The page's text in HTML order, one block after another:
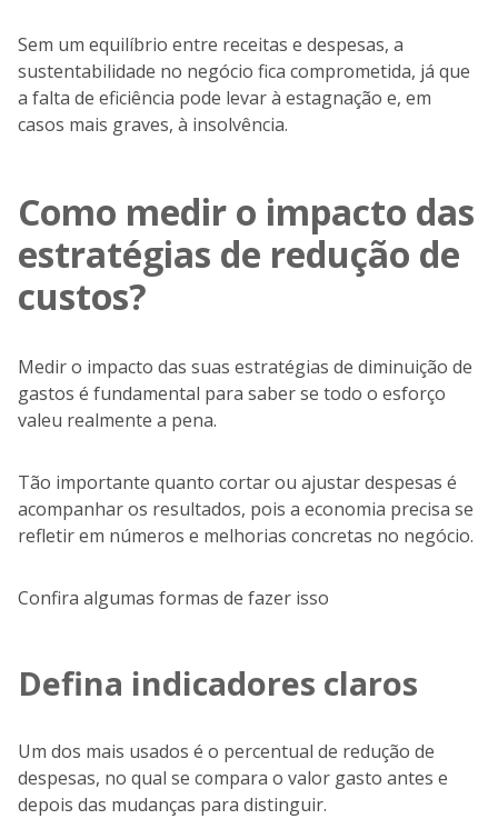
Sem um equilíbrio entre receitas e despesas, a
sustentabilidade no negócio fica comprometida, já que
a falta de eficiência pode levar à estagnação e, em
casos mais graves, à insolvência.
Como medir o impacto das
estratégias de redução de
custos?
Medir o impacto das suas estratégias de diminuição de
gastos é fundamental para saber se todo o esforço
valeu realmente a pena.
Tão importante quanto cortar ou ajustar despesas é
acompanhar os resultados, pois a economia precisa se
refletir em números e melhorias concretas no negócio.
Confira algumas formas de fazer isso
Defina indicadores claros
Um dos mais usados é o percentual de redução de
despesas, no qual se compara o valor gasto antes e
depois das mudanças para distinguir.